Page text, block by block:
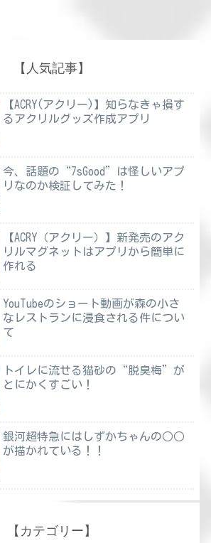
【人気記事】
【ACRY(アクリー)】知らなきゃ損す
るアクリルグッズ作成アプリ
今、話題の“7sGood”は怪しいアプ
リなのか検証してみた！
【ACRY（アクリー）】新発売のアク
リルマグネットはアプリから簡単に
作れる
YouTubeのショート動画が森の小さ
なレストランに浸食される件につい
て
トイレに流せる猫砂の“脱臭梅”が
とにかくすごい！
銀河超特急にはしずかちゃんの○○
が描かれている！！
【カテゴリー】